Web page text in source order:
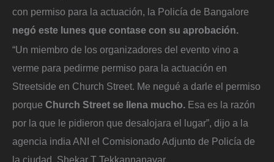
con permiso para la actuación, la Policía de Bangalore
negó este lunes que contase con su aprobación.
“Un miembro de los organizadores del evento vino a
verme para pedirme permiso para la actuación en
Streetside en Church Street. Me negué a darle el permiso
porque Church Street se llena mucho. Esa es la razón
por la que le pidieron que desalojara el lugar”, dijo a la
agencia india ANI el Comisionado Adjunto de Policía de
la ciudad, Shekar T Tekkannanavar.